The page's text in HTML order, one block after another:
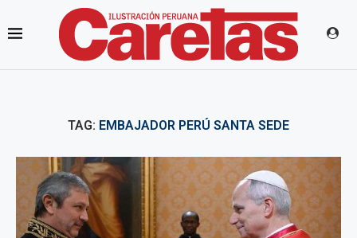
TAG: EMBAJADOR PERÚ SANTA SEDE